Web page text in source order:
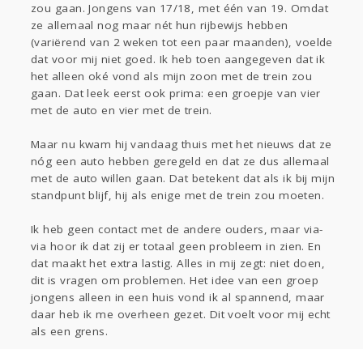
zou gaan. Jongens van 17/18, met één van 19. Omdat
ze allemaal nog maar nét hun rijbewijs hebben
(variërend van 2 weken tot een paar maanden), voelde
dat voor mij niet goed. Ik heb toen aangegeven dat ik
het alleen oké vond als mijn zoon met de trein zou
gaan. Dat leek eerst ook prima: een groepje van vier
met de auto en vier met de trein.
Maar nu kwam hij vandaag thuis met het nieuws dat ze
nóg een auto hebben geregeld en dat ze dus allemaal
met de auto willen gaan. Dat betekent dat als ik bij mijn
standpunt blijf, hij als enige met de trein zou moeten.
Ik heb geen contact met de andere ouders, maar via-
via hoor ik dat zij er totaal geen probleem in zien. En
dat maakt het extra lastig. Alles in mij zegt: niet doen,
dit is vragen om problemen. Het idee van een groep
jongens alleen in een huis vond ik al spannend, maar
daar heb ik me overheen gezet. Dit voelt voor mij echt
als een grens.